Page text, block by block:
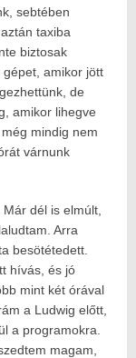
sebtében
taxiba
biztosak
amikor jött
de
amikor lihegve
mindig nem
várnunk
dél is elmúlt,
Arra
besötétedett.
hívás, és jó
mint két órával
a Ludwig előtt,
a programokra.
magam,